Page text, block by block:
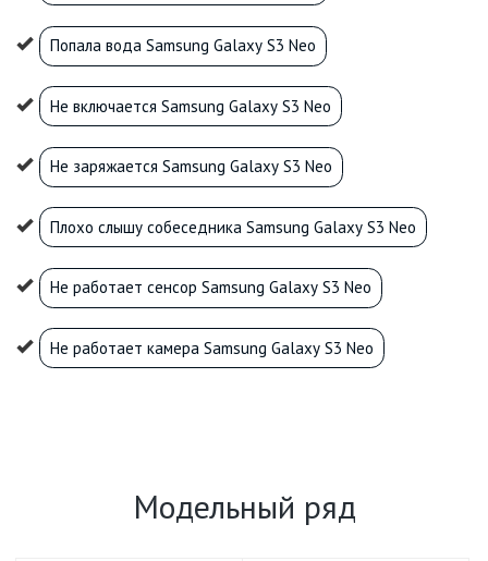
Попала вода Samsung Galaxy S3 Neo
Не включается Samsung Galaxy S3 Neo
Не заряжается Samsung Galaxy S3 Neo
Плохо слышу собеседника Samsung Galaxy S3 Neo
Не работает сенсор Samsung Galaxy S3 Neo
Не работает камера Samsung Galaxy S3 Neo
Модельный ряд